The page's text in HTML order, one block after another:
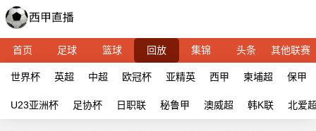
首页 足球 篮球 回放 集锦 头条 其他联赛
世界杯 英超 中超 欧冠杯 亚精英 西甲 柬埔超 保甲
U23亚洲杯 足协杯 日职联 秘鲁甲 澳威超 韩K联 北爱